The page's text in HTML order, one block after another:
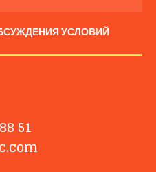
УСЛОВИЙ
51